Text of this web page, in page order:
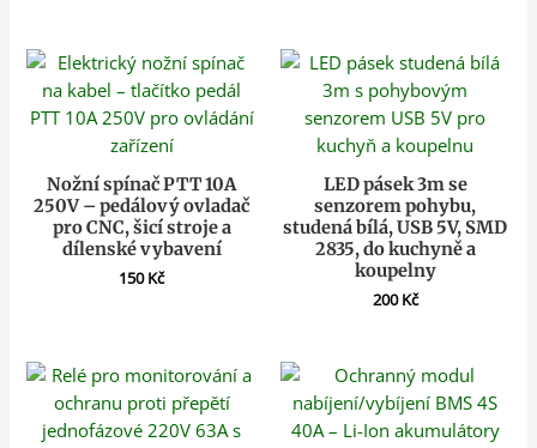
Nožní spínač PTT 10A
250V – pedálový ovladač
pro CNC, šicí stroje a
dílenské vybavení
150Kč
LED pásek 3m se
senzorem pohybu,
studená bílá, USB 5V, SMD
2835, do kuchyně a
koupelny
200Kč